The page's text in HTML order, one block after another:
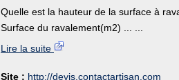
Quelle est la hauteur de la surface à
Surface du ravalement(m2) ... ...
Lire la suite
Site : http://devis.contactartisan.com